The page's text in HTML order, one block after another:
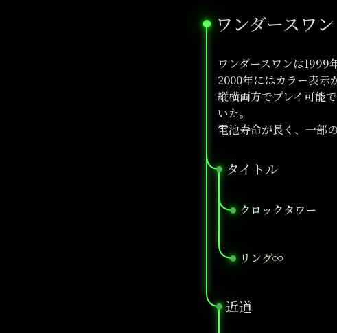
ワンダースワン
●
ワンダースワンは1999
2000年にはカラー表示
縦横両方でプレイ可能
いた。
電池寿命が長く、一部
タイトル
●
クロックタワー
●
リング∞
●
近道
●